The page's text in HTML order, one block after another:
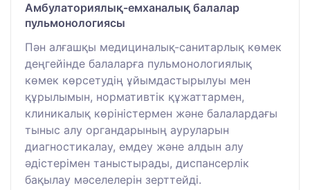
Амбулаториялық-емханалық балалар
пульмонологиясы
Пән алғашқы медициналық-санитарлық көмек
деңгейінде балаларға пульмонологиялық
көмек көрсетудің ұйымдастырылуы мен
құрылымын, нормативтік құжаттармен,
клиникалық көріністермен және балалардағы
тыныс алу органдарының ауруларын
диагностикалау, емдеу және алдын алу
әдістерімен таныстырады, диспансерлік
бақылау мәселелерін зерттейді.